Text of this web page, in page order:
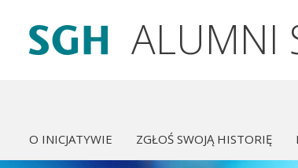
treści
ALUMNI
Główna
O INICJATYWIE ZGŁOŚ SWOJĄ HISTORIĘ